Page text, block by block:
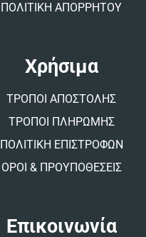
ΠΟΛΙΤΙΚΗ ΑΠΟΡΡΗΤΟΥ
Χρήσιμα
ΤΡΟΠΟΙ ΑΠΟΣΤΟΛΗΣ
ΤΡΟΠΟΙ ΠΛΗΡΩΜΗΣ
ΠΟΛΙΤΙΚΗ ΕΠΙΣΤΡΟΦΩΝ
ΟΡΟΙ & ΠΡΟΥΠΟΘΕΣΕΙΣ
Επικοινωνία